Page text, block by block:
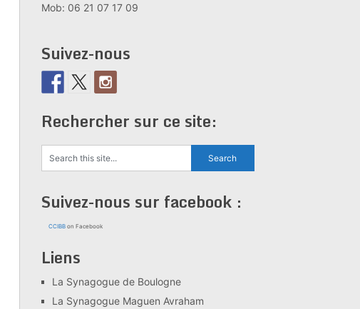
Mob: 06 21 07 17 09
Suivez-nous
Rechercher sur ce site:
Suivez-nous sur facebook :
CCIBB on Facebook
Liens
La Synagogue de Boulogne
La Synagogue Maguen Avraham